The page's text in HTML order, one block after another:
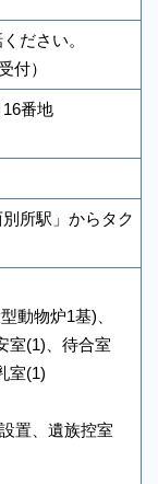
ださい。
付）
番地
所駅」からタク
型動物炉1基)、
室(1)、待合室
室(1)
置、遺族控室